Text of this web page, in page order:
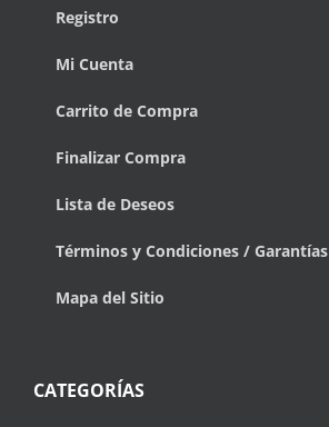
Registro
Mi Cuenta
Carrito de Compra
Finalizar Compra
Lista de Deseos
Términos y Condiciones / Garantías
Mapa del Sitio
CATEGORÍAS